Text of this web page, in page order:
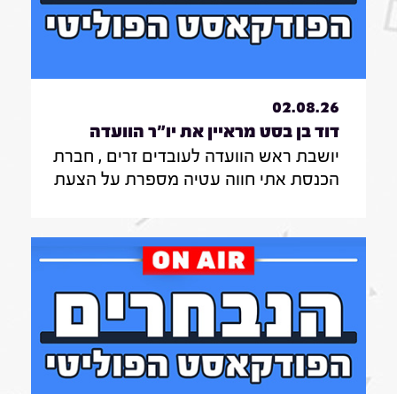
02.08.26
דוד בן בסט מראיין את יו"ר הוועדה
לעובדים זרים , חברת הכנסת אתי חווה
עטיה|31.7.26
יושבת ראש הוועדה לעובדים זרים , חברת
הכנסת אתי חווה עטיה מספרת על הצעת
בתחנות רכבת , על הזכאות להעסקת
עובד זר בסיעוד לבני 85 ומעלה ומה מניע
אותה בעשייה הפרלמנטרית